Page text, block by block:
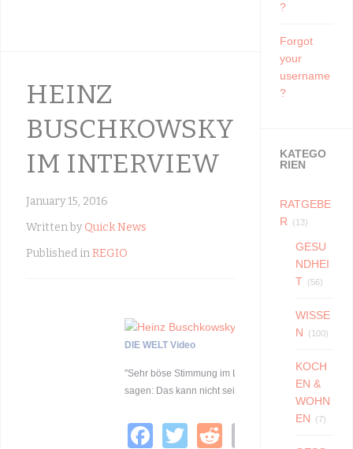
HEINZ
BUSCHKOWSKY
IM INTERVIEW
January 15, 2016
Written byQuick News
Published inREGIO
DIE WELT Video
"Sehr böse Stimmung im Land. Weil die Leute
sagen: Das kann nicht sein."
F
T
R
?
Forgot
your
username
?
KATEGO
RIEN
RATGEBE
R
(13)
GESU
NDHEI
T
(56)
WISSE
N
(100)
KOCH
EN &
WOHN
EN
(7)